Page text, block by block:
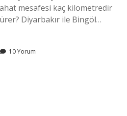
mesafesi kaç kilometredir
Diyarbakır ile Bingöl…
10 Yorum